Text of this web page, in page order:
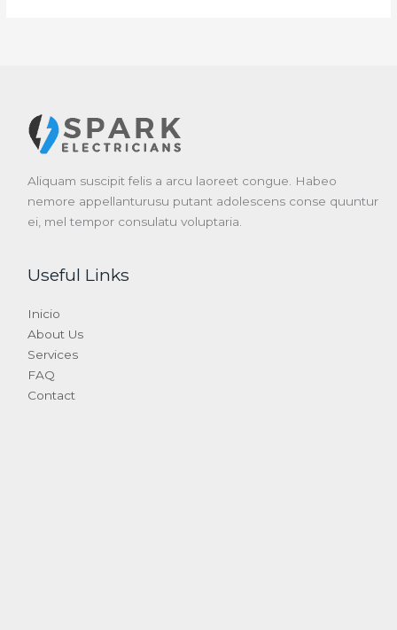
Aliquam suscipit felis a arcu laoreet congue. Habeo
nemore appellanturusu putant adolescens conse quuntur
ei, mel tempor consulatu voluptaria.
Useful Links
Inicio
About Us
Services
FAQ
Contact